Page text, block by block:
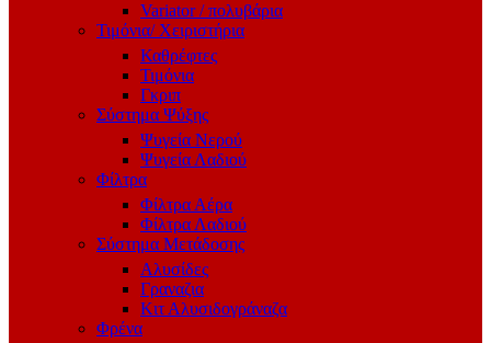
Variator / πολυβάρια
Τιμόνια/ Χειριστήρια
Καθρέφτες
Τιμόνια
Γκριπ
Σύστημα Ψύξης
Ψυγεία Νερού
Ψυγεία Λαδιού
Φίλτρα
Φίλτρα Αέρα
Φίλτρα Λαδιού
Σύστημα Μετάδοσης
Αλυσίδες
Γραναζια
Κιτ Αλυσιδογράναζα
Φρένα